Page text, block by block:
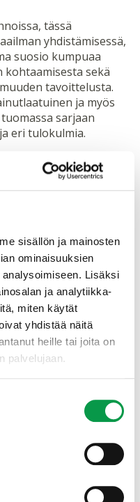
sisällön ja mainosten
ominaisuuksien
Lisäksi
ja analytiikka-
miten käytät
yhdistää näitä
heille tai joita on
palvelujaan.
tässä
yhdistämisessä,
suosio kumpuaa
kohtaamisesta sekä
tavoittelusta.
ja myös
sarjaan
eri tulokulmia.
itselleni uutta
lujille ja
suomalaisilla on
mutta palaamme
toteaa Häyrynen.
kannattaa
että myönnämme
televisiosarjaa
Mielestäni
vaikuttavat asiat,
sukupolvelle”,